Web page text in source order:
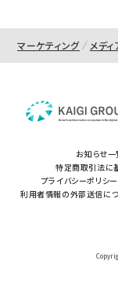
マーケティング メディ
お知らせ一
特定商取引法に
プライバシーポリシー
利用者情報の外部送信に